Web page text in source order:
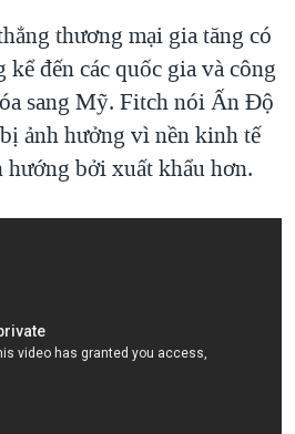
thương mại gia tăng có
kể đến các quốc gia và công
sang Mỹ. Fitch nói Ấn Độ
ảnh hưởng vì nền kinh tế
bởi xuất khẩu hơn.